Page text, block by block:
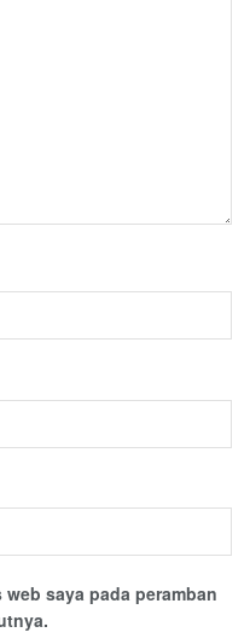
saya pada peramban